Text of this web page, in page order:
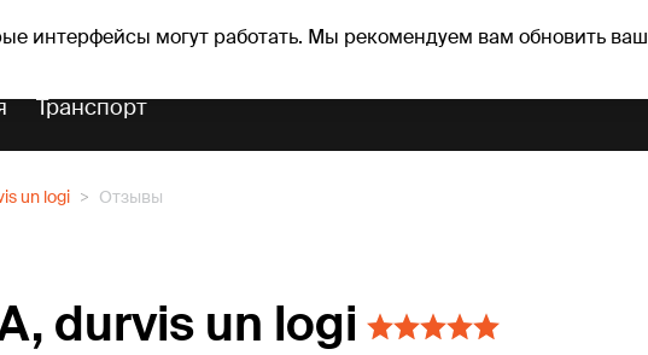
интерфейсы могут работать. Мы рекомендуем вам обновить ваш
Гороскопы
Транспорт
un logi Отзывы
durvis un logi